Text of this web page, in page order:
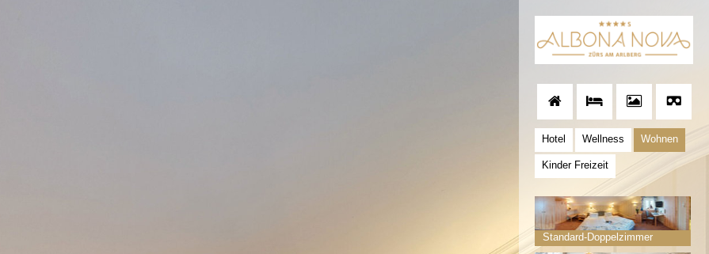
Hotel Wellness Wohnen
Kinder Freizeit
Standard-Doppelzimmer